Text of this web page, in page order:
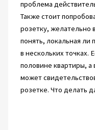
проблема
Также стоит
розетку, желательно
понять, локальная ли
в нескольких точках.
половине квартиры, а
может
розетке. Что делать